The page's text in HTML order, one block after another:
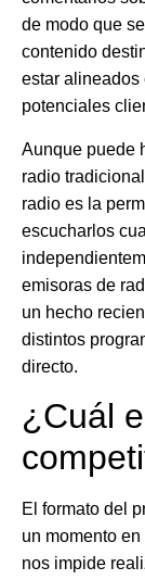
de modo que
contenido
estar alineados
potenciales
Aunque puede
radio
radio es la
escucharlos
emisoras de
un hecho
distintos
directo.
¿Cuál
El formato del
un momento
nos impide